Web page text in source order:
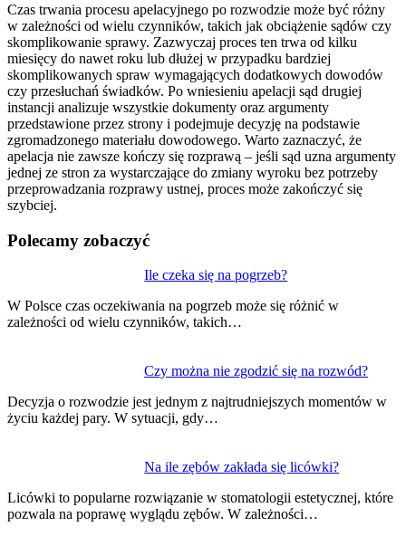
Czas trwania procesu apelacyjnego po rozwodzie może być różny
w zależności od wielu czynników, takich jak obciążenie sądów czy
skomplikowanie sprawy. Zazwyczaj proces ten trwa od kilku
miesięcy do nawet roku lub dłużej w przypadku bardziej
skomplikowanych spraw wymagających dodatkowych dowodów
czy przesłuchań świadków. Po wniesieniu apelacji sąd drugiej
instancji analizuje wszystkie dokumenty oraz argumenty
przedstawione przez strony i podejmuje decyzję na podstawie
zgromadzonego materiału dowodowego. Warto zaznaczyć, że
apelacja nie zawsze kończy się rozprawą – jeśli sąd uzna argumenty
jednej ze stron za wystarczające do zmiany wyroku bez potrzeby
przeprowadzania rozprawy ustnej, proces może zakończyć się
szybciej.
Polecamy zobaczyć
Ile czeka się na pogrzeb?
W Polsce czas oczekiwania na pogrzeb może się różnić w
zależności od wielu czynników, takich…
Czy można nie zgodzić się na rozwód?
Decyzja o rozwodzie jest jednym z najtrudniejszych momentów w
życiu każdej pary. W sytuacji, gdy…
Na ile zębów zakłada się licówki?
Licówki to popularne rozwiązanie w stomatologii estetycznej, które
pozwala na poprawę wyglądu zębów. W zależności…
wpisu